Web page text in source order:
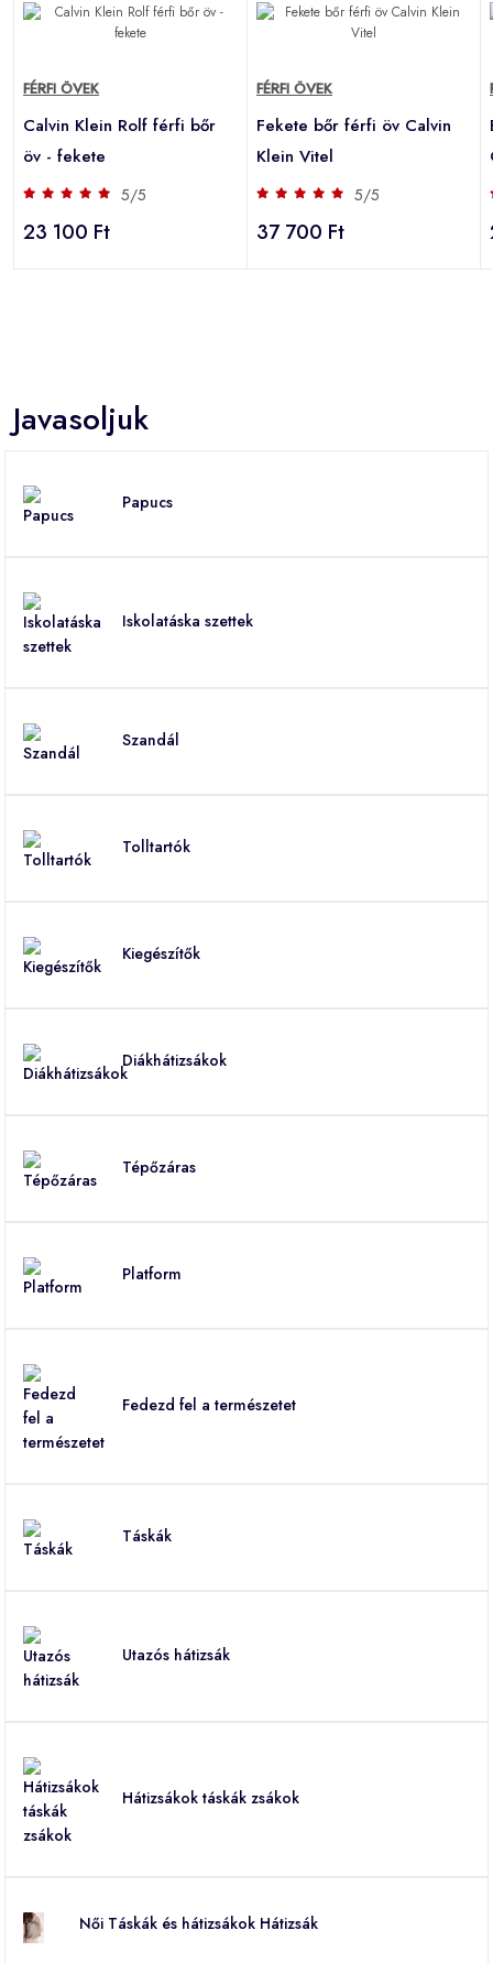
FÉRFI ÖVEK
Calvin Klein Rolf férfi bőr
öv - fekete
5/5
23 100 Ft
FÉRFI ÖVEK
Fekete bőr férfi öv Calvin
Klein Vitel
5/5
37 700 Ft
Javasoljuk
Papucs
Iskolatáska szettek
Szandál
Tolltartók
Kiegészítők
Diákhátizsákok
Tépőzáras
Platform
Fedezd fel a természetet
Táskák
Utazós hátizsák
Hátizsákok táskák zsákok
Női Táskák és hátizsákok Hátizsák